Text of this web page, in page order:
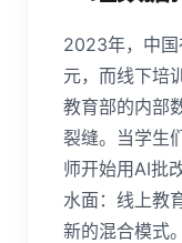
2023年，中
元，而线下培
教育部的内部
裂缝。当学生
师开始用AI批
水面：线上教
新的混合模式。